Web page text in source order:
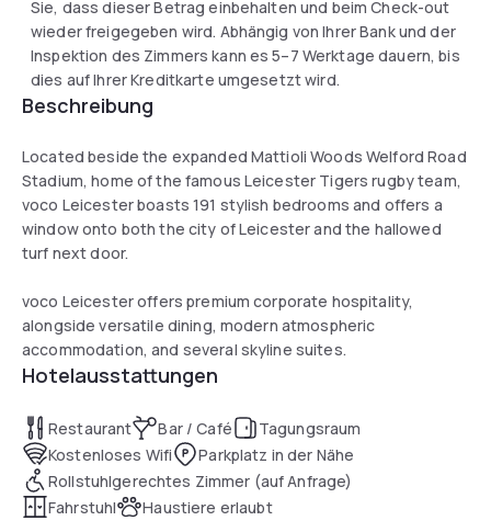
Sie, dass dieser Betrag einbehalten und beim Check-out
wieder freigegeben wird. Abhängig von Ihrer Bank und der
Inspektion des Zimmers kann es 5–7 Werktage dauern, bis
dies auf Ihrer Kreditkarte umgesetzt wird.
Beschreibung
Located beside the expanded Mattioli Woods Welford Road
Stadium, home of the famous Leicester Tigers rugby team,
voco Leicester boasts 191 stylish bedrooms and offers a
window onto both the city of Leicester and the hallowed
turf next door.
voco Leicester offers premium corporate hospitality,
alongside versatile dining, modern atmospheric
accommodation, and several skyline suites.
Hotelausstattungen
Restaurant Bar / Café
Tagungsraum
Kostenloses Wifi
Parkplatz in der Nähe
Rollstuhlgerechtes Zimmer (auf Anfrage)
Fahrstuhl
Haustiere erlaubt